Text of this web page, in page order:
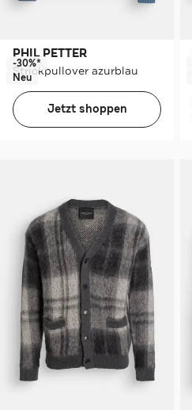
PHIL PETTER
Strickpullover azurblau
-30%*
Neu
Jetzt shoppen